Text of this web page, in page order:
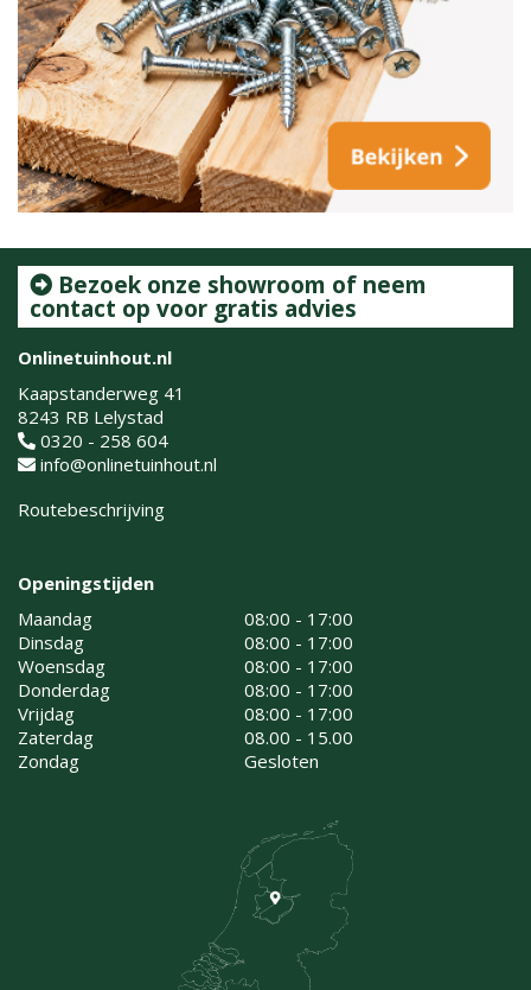
Bezoek onze showroom of neem
contact op voor gratis advies
Onlinetuinhout.nl
Kaapstanderweg 41
8243 RB Lelystad
0320 - 258 604
info@onlinetuinhout.nl
Routebeschrijving
Openingstijden
Maandag
08:00 - 17:00
Dinsdag
08:00 - 17:00
Woensdag
08:00 - 17:00
Donderdag
08:00 - 17:00
Vrijdag
08:00 - 17:00
Zaterdag
08.00 - 15.00
Zondag
Gesloten